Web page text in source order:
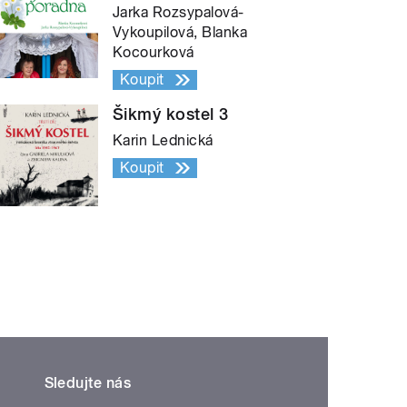
Jarka Rozsypalová-
Vykoupilová, Blanka
Kocourková
Koupit
Šikmý kostel 3
Karin Lednická
Koupit
Sledujte nás